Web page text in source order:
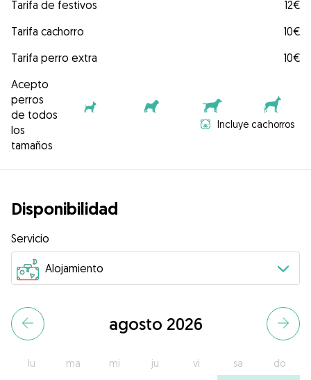
Tarifa de festivos
12€
Tarifa cachorro
10€
Tarifa perro extra
10€
Acepto
perros
de todos
los
tamaños
Incluye cachorros
Disponibilidad
Servicio
agosto 2026
lu ma mi ju vi sa do